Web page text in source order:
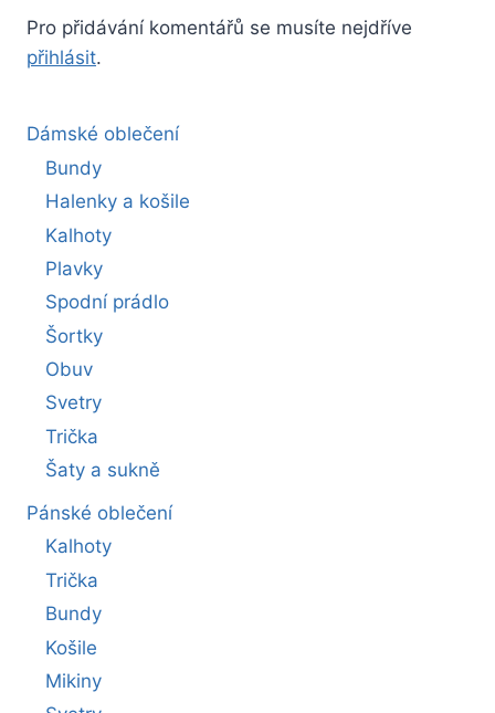
Pro přidávání komentářů se musíte nejdříve
přihlásit.
Dámské oblečení
Bundy
Halenky a košile
Kalhoty
Plavky
Spodní prádlo
Šortky
Obuv
Svetry
Trička
Šaty a sukně
Pánské oblečení
Kalhoty
Trička
Bundy
Košile
Mikiny